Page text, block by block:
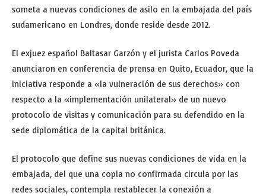
someta a nuevas condiciones de asilo en la embajada del país
sudamericano en Londres, donde reside desde 2012.
El exjuez español Baltasar Garzón y el jurista Carlos Poveda
anunciaron en conferencia de prensa en Quito, Ecuador, que la
iniciativa responde a «la vulneración de sus derechos» con
respecto a la «implementación unilateral» de un nuevo
protocolo de visitas y comunicación para su defendido en la
sede diplomática de la capital británica.
El protocolo que define sus nuevas condiciones de vida en la
embajada, del que una copia no confirmada circula por las
redes sociales, contempla restablecer la conexión a